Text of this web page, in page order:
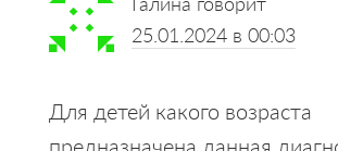
Interactions
25.01.2024 в 00:03
Для детей какого возраста